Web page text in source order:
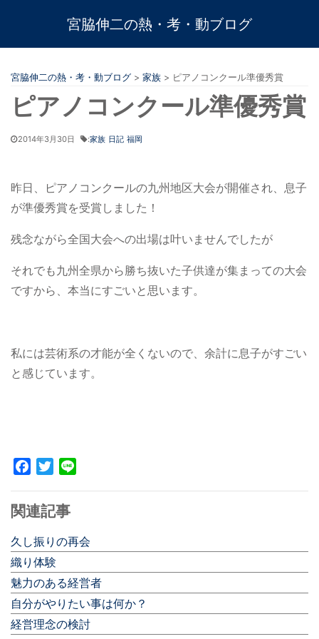
宮脇伸二の熱・考・動ブログ
宮脇伸二の熱・考・動ブログ > 家族 > ピアノコンクール準優秀賞
ピアノコンクール準優秀賞
2014年3月30日 :家族 日記 福岡
昨日、ピアノコンクールの九州地区大会が開催され、息子
が準優秀賞を受賞しました！
残念ながら全国大会への出場は叶いませんでしたが
それでも九州全県から勝ち抜いた子供達が集まっての大会
ですから、本当にすごいと思います。
私には芸術系の才能が全くないので、余計に息子がすごい
と感じています。
Facebook
Twitter
関連記事
久し振りの再会
織り体験
魅力のある経営者
自分がやりたい事は何か？
経営理念の検討